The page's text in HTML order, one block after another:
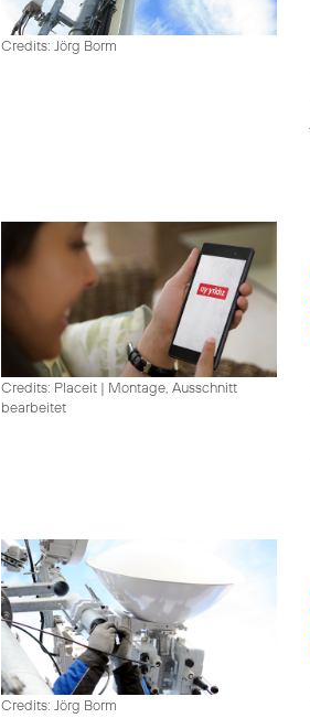
Credits: Jörg Borm
Credits: Placeit | Montage, Ausschnitt
bearbeitet
Credits: Jörg Borm